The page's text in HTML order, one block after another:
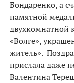
Бондаренко, а
памятной
двухкомнатной
«Волге»,
житель».
прислала даже
Валентина